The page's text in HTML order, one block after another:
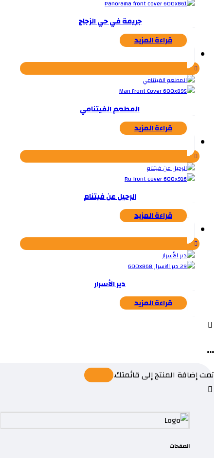
جريمة في حي الزجاج
قراءة المزيد
المطعم الفيتنامي
قراءة المزيد
الرحيل عن فيتنام
قراءة المزيد
دير الأسرار
قراءة المزيد
...
تمت إضافة المنتج إلى قائمتك.
الصفحات